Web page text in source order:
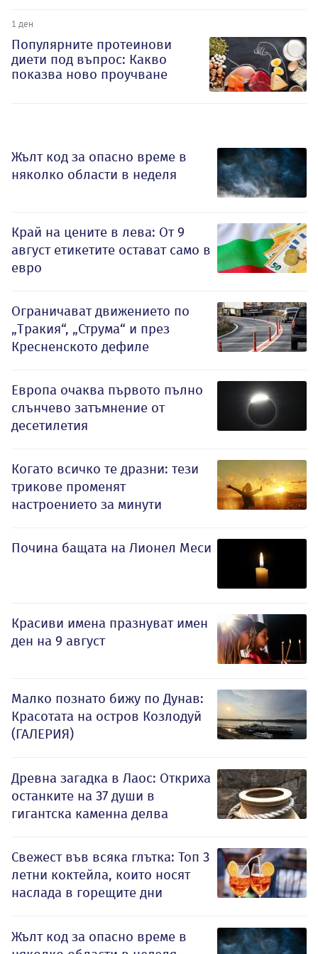
1 ден
Популярните протеинови
диети под въпрос: Какво
показва ново проучване
Жълт код за опасно време в
няколко области в неделя
Край на цените в лева: От 9
август етикетите остават само в
евро
Ограничават движението по
„Тракия“, „Струма“ и през
Кресненското дефиле
Европа очаква първото пълно
слънчево затъмнение от
десетилетия
Когато всичко те дразни: тези
трикове променят
настроението за минути
Почина бащата на Лионел Меси
Красиви имена празнуват имен
ден на 9 август
Малко познато бижу по Дунав:
Красотата на остров Козлодуй
(ГАЛЕРИЯ)
Древна загадка в Лаос: Откриха
останките на 37 души в
гигантска каменна делва
Свежест във всяка глътка: Топ 3
летни коктейла, които носят
наслада в горещите дни
Жълт код за опасно време в